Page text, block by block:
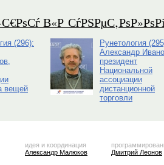
В«Р
(296):
вещей
Рунетология
Александр
президент
Национальной
ассоциации
дистанционной
торговли
идея и координация
Александр Малюков
Дмитрий Леонов